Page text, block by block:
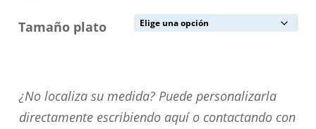
Tamaño plato
¿No
localiza
¿No localiza su medida? Puede personalizarla
directamente escribiendo aquí o contactando con